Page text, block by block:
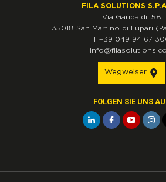
FILA SOLUTIONS
Via Garibaldi, 58
35018 San Martino di Lupari
T +39 049 94 67
Wegweiser
FOLGEN SIE UNS